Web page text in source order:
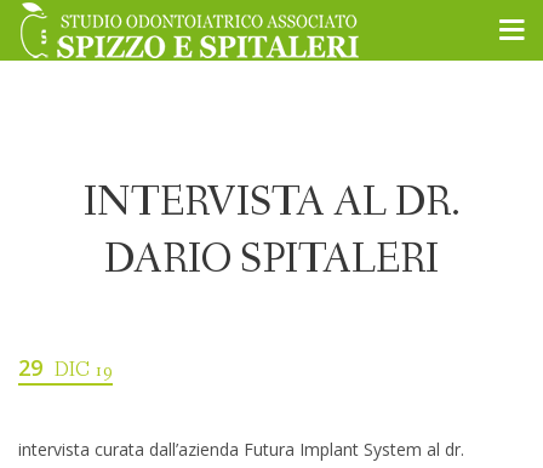
INTERVISTA AL DR.
DARIO SPITALERI
29 DIC 19
intervista curata dall’azienda Futura Implant System al dr.